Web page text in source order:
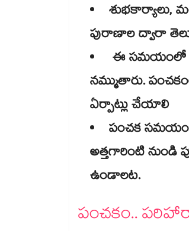
శుభకార్యాలు,
పురాణాల ద్వారా
ఈ సమయంలో
నమ్ముతారు.
ఏర్పాట్లు చేయాలి
పంచక
అత్తగారింటి నుండి
ఉండాలట.
పంచకం..